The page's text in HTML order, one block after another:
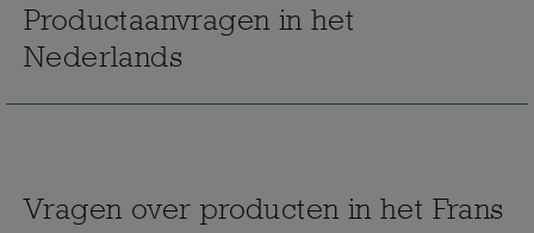
Productaanvragen in het
Nederlands
Vragen over producten in het Frans